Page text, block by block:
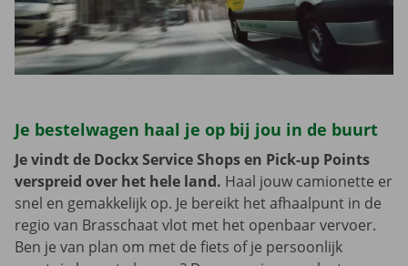
Je bestelwagen haal je op bij jou in de buurt
Je vindt de Dockx Service Shops en Pick-up Points
verspreid over het hele land. Haal jouw camionette er
snel en gemakkelijk op. Je bereikt het afhaalpunt in de
regio van Brasschaat vlot met het openbaar vervoer.
Ben je van plan om met de fiets of je persoonlijk